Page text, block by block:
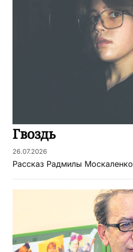
Гвоздь
26.07.2026
Рассказ Радмилы Москаленко